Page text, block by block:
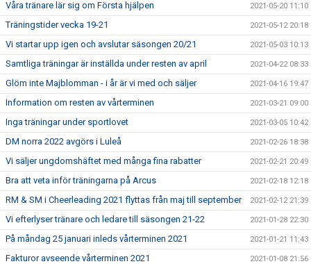
Våra tränare lär sig om Första hjälpen 2021-05-20 11:10
Träningstider vecka 19-21 2021-05-12 20:18
Vi startar upp igen och avslutar säsongen 20/21 2021-05-03 10:13
Samtliga träningar är inställda under resten av april 2021-04-22 08:33
Glöm inte Majblomman - i år är vi med och säljer 2021-04-16 19:47
Information om resten av vårterminen 2021-03-21 09:00
Inga träningar under sportlovet 2021-03-05 10:42
DM norra 2022 avgörs i Luleå 2021-02-26 18:38
Vi säljer ungdomshäftet med många fina rabatter 2021-02-21 20:49
Bra att veta inför träningarna på Arcus 2021-02-18 12:18
RM & SM i Cheerleading 2021 flyttas från maj till september 2021-02-12 21:39
Vi efterlyser tränare och ledare till säsongen 21-22 2021-01-28 22:30
På måndag 25 januari inleds vårterminen 2021 2021-01-21 11:43
Fakturor avseende vårterminen 2021 2021-01-08 21:56